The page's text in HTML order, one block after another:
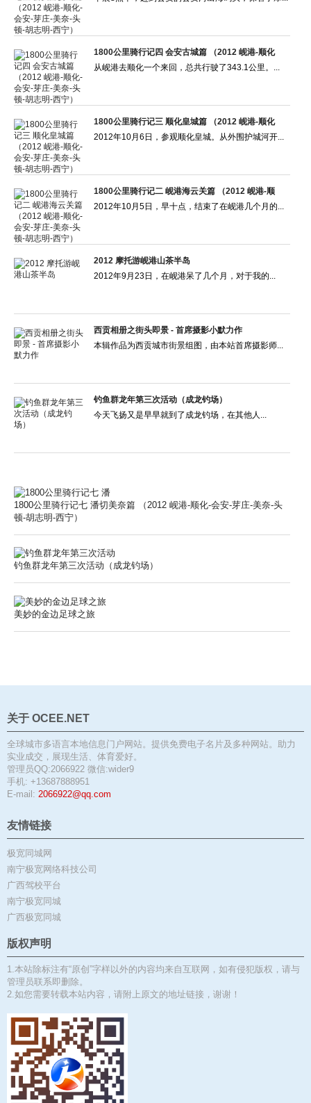
1800公里骑行记四 会安古城篇 （2012 岘港-顺化
从岘港去顺化一个来回，总共行驶了343.1公里。...
1800公里骑行记三 顺化皇城篇 （2012 岘港-顺化
2012年10月6日，参观顺化皇城。从外围护城河开...
1800公里骑行记二 岘港海云关篇 （2012 岘港-顺
2012年10月5日，早十点，结束了在岘港几个月的...
2012 摩托游岘港山茶半岛
2012年9月23日，在岘港呆了几个月，对于我的...
西贡相册之街头即景 - 首席摄影小默力作
本辑作品为西贡城市街景组图，由本站首席摄影师...
钓鱼群龙年第三次活动（成龙钓场）
今天飞扬又是早早就到了成龙钓场，在其他人...
1800公里骑行记七 潘切美奈篇 （2012 岘港-顺化-会安-芽庄-美奈-头
顿-胡志明-西宁）
钓鱼群龙年第三次活动（成龙钓场）
美妙的金边足球之旅
关于 OCEE.NET
全球城市多语言本地信息门户网站。提供免费电子名片及多种网站。助力
实业成交，展现生活、体育爱好。
管理员QQ:2066922 微信:wider9
手机: +13687888951
E-mail: 2066922@qq.com
友情链接
极宽同城网
南宁极宽网络科技公司
广西驾校平台
南宁极宽同城
广西极宽同城
版权声明
1.本站除标注有“原创”字样以外的内容均来自互联网，如有侵犯版权，请与
管理员联系即删除。
2.如您需要转载本站内容，请附上原文的地址链接，谢谢！